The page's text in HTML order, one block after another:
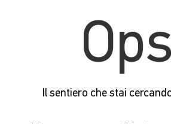
Il sentiero che stai